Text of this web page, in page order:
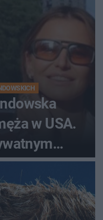
w USA.
to dopiero